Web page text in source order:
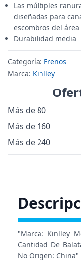
Las múltiples
diseñadas para
escombros del
Durabilidad media
Categoría: Frenos
Marca: Kinlley
Más de 80
Más de 160
Más de 240
"Marca: Kinlley
Cantidad De
No Origen: China"